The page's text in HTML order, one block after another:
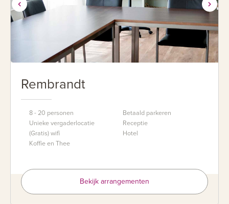
Rembrandt
8 - 20 personen
Unieke vergaderlocatie
(Gratis) wifi
Koffie en Thee
Betaald parkeren
Receptie
Hotel
Bekijk arrangementen